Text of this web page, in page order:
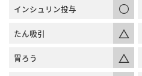
インシュリン投与
たん吸引
胃ろう